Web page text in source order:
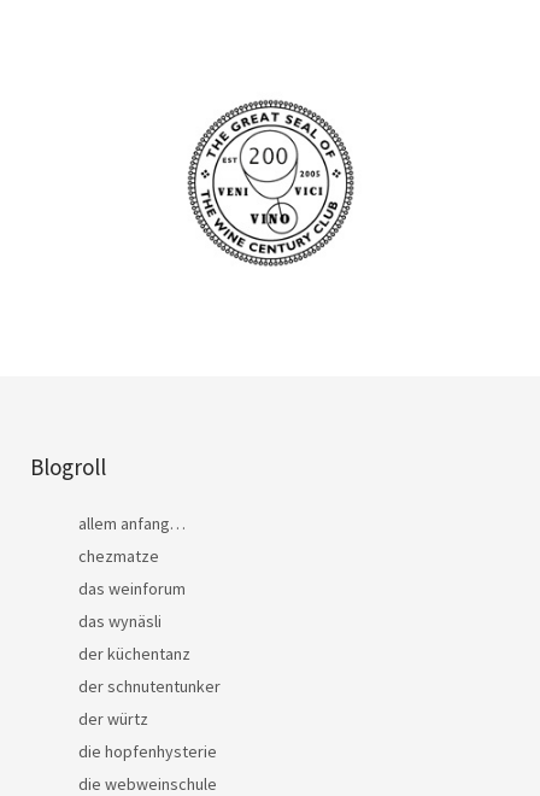
Blogroll
allem anfang…
chezmatze
das weinforum
das wynäsli
der küchentanz
der schnutentunker
der würtz
die hopfenhysterie
die webweinschule